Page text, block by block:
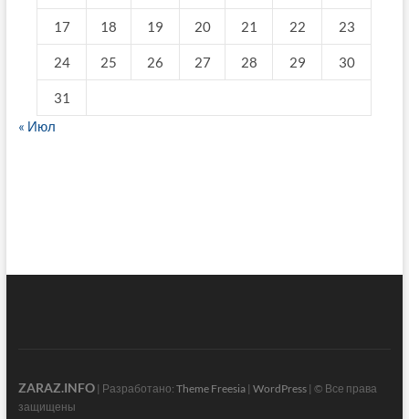
17 18 19 20 21 22 23
24 25 26 27 28 29 30
31
« Июл
ZARAZ.INFO| Разработано: Theme Freesia| WordPress| © Все права
защищены